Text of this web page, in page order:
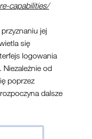
capabilities/
jej
się
logowania
Niezależnie od
poprzez
dalsze